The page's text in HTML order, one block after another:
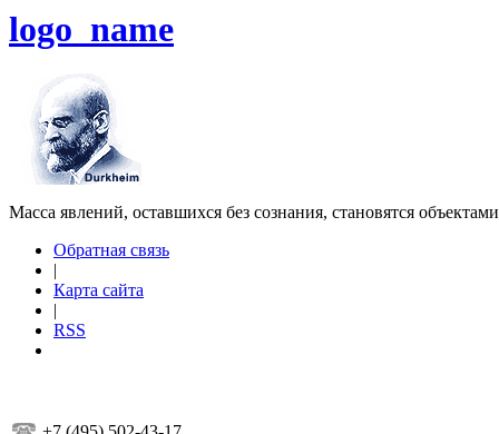
logo_name
Масса явлений, оставшихся без сознания, становятся
Обратная связь
|
Карта сайта
|
RSS